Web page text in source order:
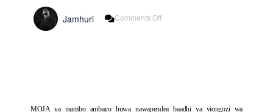
Jamhuri Comments Off
MOJA ya mambo ambayo huwa nawapendea baadhi ya viongozi wa